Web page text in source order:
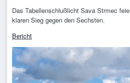
Das Tabellenschlußlicht Sava Strmec
klaren Sieg gegen den Sechsten.
Bericht